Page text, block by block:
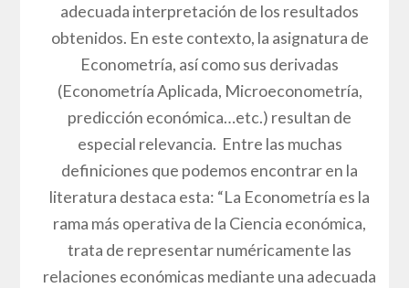
adecuada interpretación de los resultados
obtenidos. En este contexto, la asignatura de
Econometría, así como sus derivadas
(Econometría Aplicada, Microeconometría,
predicción económica…etc.) resultan de
especial relevancia. Entre las muchas
definiciones que podemos encontrar en la
literatura destaca esta: “La Econometría es la
rama más operativa de la Ciencia económica,
trata de representar numéricamente las
relaciones económicas mediante una adecuada